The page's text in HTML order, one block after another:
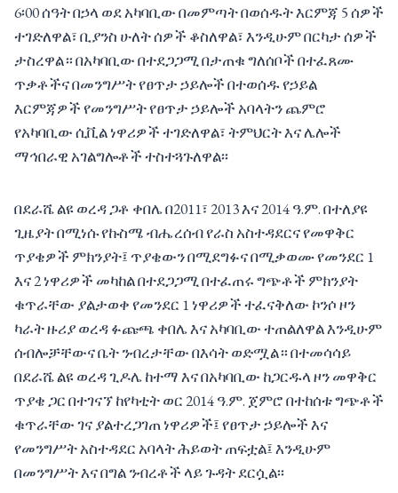
6፡00 ሰዓት በኃላ ወደ አካባቢው በመምጣት በወሰዱት እርምጃ 5 ሰዎች
ተገድለዋል፣ ቢያንስ ሁለት ሰዎች ቆስለዋል፣ እንዲሁም በርካታ ሰዎች
ታስረዋል። በአካባቢው በተደጋጋሚ በታጠቁ ግለሰቦች በተፈጸሙ
ጥቃቶችና በመንግሥት የፀጥታ ኃይሎች በተወሰዱ የኃይል
እርምጃዎች የመንግሥት የፀጥታ ኃይሎች አባላትን ጨምሮ
የአካባቢው ሲቪል ነዋሪዎች ተገድለዋል፣ ትምህርት እና ሌሎች
ማኅበራዊ አገልግሎቶች ተስተጓጉለዋል፡፡
በደራሼ ልዩ ወረዳ ጋቶ ቀበሌ በ2011፣ 2013 እና 2014 ዓ.ም. በተለያዩ
ጊዜያት በሚነሱ የኩስሜ ብሔረሰብ የራስ አስተዳደርና የመዋቅር
ጥያቄዎች ምክንያት፤ ጥያቄውን በሚደግፉና በሚቃወሙ የመንደር 1
እና 2 ነዋሪዎች መካከል በተደጋጋሚ በተፈጠሩ ግጭቶች ምክንያት
ቁጥራቸው ያልታወቀ የመንደር 1 ነዋሪዎች ተፈናቅለው ኮንሶ ዞን
ካራት ዙሪያ ወረዳ ፉጩጫ ቀበሌ እና አካባቢው ተጠልለዋል እንዲሁም
ሰብሎቻቸውና ቤት ንብረታቸው በእሳት ወድሟል። በተመሳሳይ
በደራሼ ልዩ ወረዳ ጊዶሌ ከተማ እና በአካባቢው ከጋርዱላ ዞን መዋቅር
ጥያቄ ጋር በተገናኘ ከየካቲት ወር 2014 ዓ.ም. ጀምሮ በተከሰቱ ግጭቶች
ቁጥራቸው ገና ያልተረጋገጠ ነዋሪዎች፤ የፀጥታ ኃይሎች እና
የመንግሥት አስተዳደር አባላት ሕይወት ጠፍቷል፤ እንዲሁም
በመንግሥት እና በግል ንብረቶች ላይ ጉዳት ደርሷል፡፡